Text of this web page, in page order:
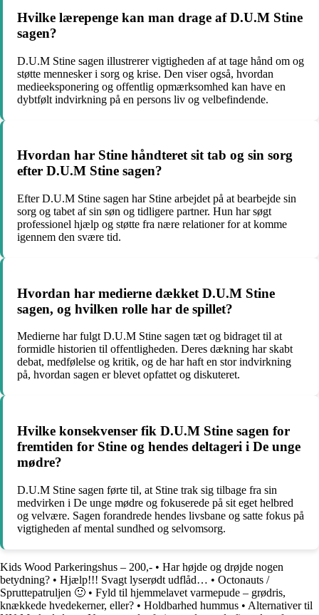
Hvilke lærepenge kan man drage af D.U.M Stine
sagen?
D.U.M Stine sagen illustrerer vigtigheden af at tage hånd om og
støtte mennesker i sorg og krise. Den viser også, hvordan
medieeksponering og offentlig opmærksomhed kan have en
dybtfølt indvirkning på en persons liv og velbefindende.
Hvordan har Stine håndteret sit tab og sin sorg
efter D.U.M Stine sagen?
Efter D.U.M Stine sagen har Stine arbejdet på at bearbejde sin
sorg og tabet af sin søn og tidligere partner. Hun har søgt
professionel hjælp og støtte fra nære relationer for at komme
igennem den svære tid.
Hvordan har medierne dækket D.U.M Stine
sagen, og hvilken rolle har de spillet?
Medierne har fulgt D.U.M Stine sagen tæt og bidraget til at
formidle historien til offentligheden. Deres dækning har skabt
debat, medfølelse og kritik, og de har haft en stor indvirkning
på, hvordan sagen er blevet opfattet og diskuteret.
Hvilke konsekvenser fik D.U.M Stine sagen for
fremtiden for Stine og hendes deltageri i De unge
mødre?
D.U.M Stine sagen førte til, at Stine trak sig tilbage fra sin
medvirken i De unge mødre og fokuserede på sit eget helbred
og velvære. Sagen forandrede hendes livsbane og satte fokus på
vigtigheden af mental sundhed og selvomsorg.
Kids Wood Parkeringshus – 200,- • Har højde og drøjde nogen
betydning? • Hjælp!!! Svagt lyserødt udflåd… • Octonauts /
Spruttepatruljen 🙂 • Fyld til hjemmelavet varmepude – grødris,
knækkede hvedekerner, eller? • Holdbarhed hummus • Alternativer til